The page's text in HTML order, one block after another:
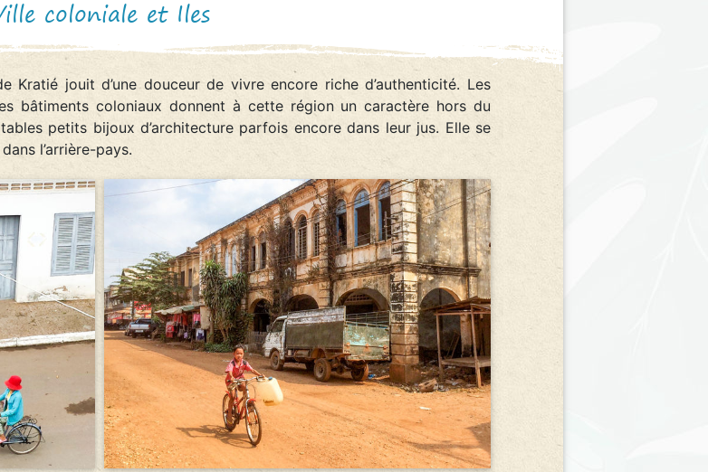
coloniale et Iles
Kratié jouit d’une douceur de vivre encore riche d’authenticité. Les
bâtiments coloniaux donnent à cette région un caractère hors du
petits bijoux d’architecture parfois encore dans leur jus. Elle se
l’arrière-pays.